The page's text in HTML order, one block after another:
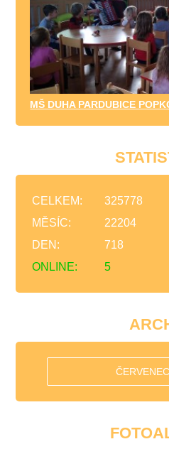
MŠ DUHA PARDUBICE
ONLINE: 5
CELKEM:
325778
MĚSÍC:
22204
DEN:
718